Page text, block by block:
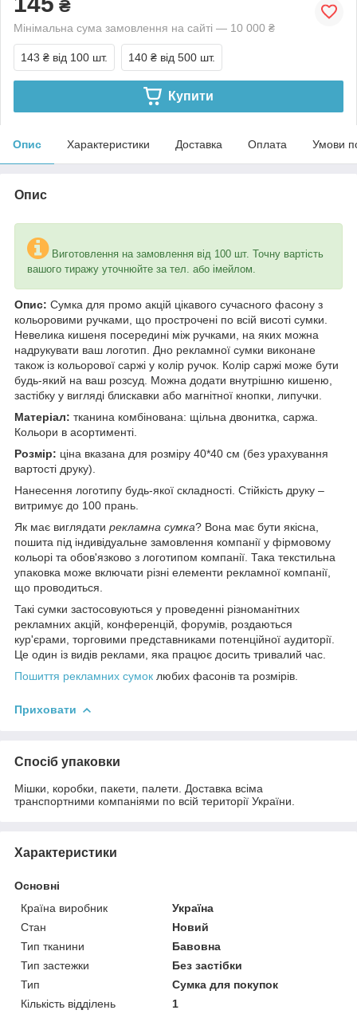
₴
Мінімальна сума замовлення на сайті — 10 000 ₴
143 ₴ від 100 шт. 140 ₴ від 500 шт.
Купити
Опис Характеристики Доставка Оплата Умови
Опис
Виготовлення на замовлення від 100 шт. Точну вартість
вашого тиражу уточнюйте за тел. або імейлом.
Опис: Сумка для промо акцій цікавого сучасного фасону з
кольоровими ручками, що прострочені по всій висоті сумки.
Невелика кишеня посередині між ручками, на яких можна
надрукувати ваш логотип. Дно рекламної сумки виконане
також із кольорової саржі у колір ручок. Колір саржі може бути
будь-який на ваш розсуд. Можна додати внутрішню кишеню,
застібку у вигляді блискавки або магнітної кнопки, липучки.
Матеріал: тканина комбінована: щільна двонитка, саржа.
Кольори в асортименті.
Розмір: ціна вказана для розміру 40*40 см (без урахування
вартості друку).
Нанесення логотипу будь-якої складності. Стійкість друку –
витримує до 100 прань.
Як має виглядати рекламна сумка? Вона має бути якісна,
пошита під індивідуальне замовлення компанії у фірмовому
кольорі та обов'язково з логотипом компанії. Така текстильна
упаковка може включати різні елементи рекламної компанії,
що проводиться.
Такі сумки застосовуються у проведенні різноманітних
рекламних акцій, конференцій, форумів, роздаються
кур'єрами, торговими представниками потенційної аудиторії.
Це один із видів реклами, яка працює досить тривалий час.
Пошиття рекламних сумок любих фасонів та розмірів.
Приховати
Спосіб упаковки
Мішки, коробки, пакети, палети. Доставка всіма
транспортними компаніями по всій території України.
Характеристики
Основні
Країна виробник
Україна
Стан
Новий
Тип тканини
Бавовна
Тип застежки
Без застібки
Тип
Сумка для покупок
Кількість відділень
1